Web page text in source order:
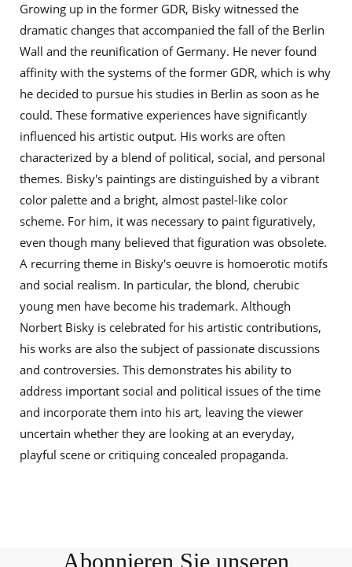
Growing up in the former GDR, Bisky witnessed the
dramatic changes that accompanied the fall of the Berlin
Wall and the reunification of Germany. He never found
affinity with the systems of the former GDR, which is why
he decided to pursue his studies in Berlin as soon as he
could. These formative experiences have significantly
influenced his artistic output. His works are often
characterized by a blend of political, social, and personal
themes. Bisky's paintings are distinguished by a vibrant
color palette and a bright, almost pastel-like color
scheme. For him, it was necessary to paint figuratively,
even though many believed that figuration was obsolete.
A recurring theme in Bisky's oeuvre is homoerotic motifs
and social realism. In particular, the blond, cherubic
young men have become his trademark. Although
Norbert Bisky is celebrated for his artistic contributions,
his works are also the subject of passionate discussions
and controversies. This demonstrates his ability to
address important social and political issues of the time
and incorporate them into his art, leaving the viewer
uncertain whether they are looking at an everyday,
playful scene or critiquing concealed propaganda.
Abonnieren Sie unseren